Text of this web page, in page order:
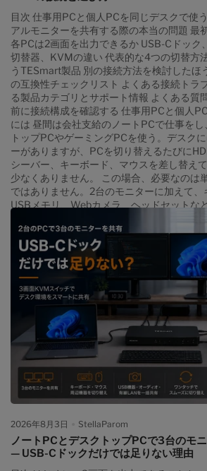
目次 仕事用PCと個人PCを同じデスクで使
アルモニターを共有する際の本当の問題 最
各PCは2画面を出力できるか USB-Cドック
切替器、KVMの違い 代表的な4つの切替方
うTESmart製品 別の接続方法を検討したほ
の互換性チェックリスト よくある接続トラ
る製品カテゴリとサポート情報 よくある質
前に接続構成を確認する 仕事用PCと個人
には 昼間は会社支給のノートPCで仕事を
トップPCやゲーミングPCを使う。デスク
ーがありますが、PCを切り替えるたびに
シーバー、キーボード、マウスを差し替え
少なくありません。 この場合、必要なのは
ではありません。2台のモニターに加えて、
USBメモリ、Webカメラ、ヘッドセットな
まとめて別のPCへ切り替える仕組みが必
ルモニターKVMを接続すれば、どのPCで
できるわけではありません。最初に確認す
能ではなく、各PCが2画面分の独立した映
どうかです。 1. 2台のPCでデュアルモニタ
の問題 モニター、キーボード、マウス、
ルで動いているように見えても、実際には
します。 映像信号：PCから各モニターへ送
DisplayPort、USB-C映像など USBデータ
Webカメラ、USBメモリなどの通信 音声
オーディオ、ヘッドセット接続など 給電：
の電力供給 モニター本体の入力切替ボタン
本的に映像入力だけです。モニター1とモ
替えても、キーボードやマウスの接続先は
に、USB切替器だけを使用した場合は、キ
のPCで共有できますが、モニターの入力は
ります。 つまり、ユーザーが本当に解決し
ーを共有すること」ではなく、映像、操作
含むデスク全体を、できるだけ少ない操作
2026年8月3日 StellaParom
ノートPCとデスクトップPCで3台のモ
— USB-Cドックだけでは足りない理由